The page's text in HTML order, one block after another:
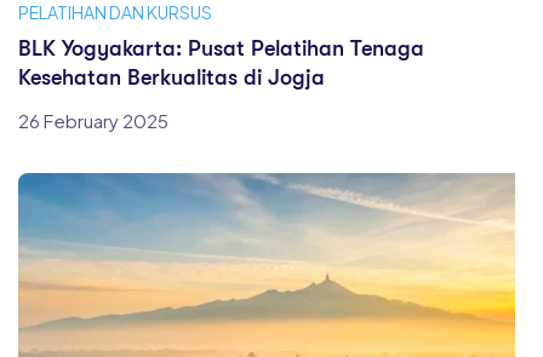
PELATIHAN DAN KURSUS
BLK Yogyakarta: Pusat Pelatihan Tenaga
Kesehatan Berkualitas di Jogja
26 February 2025